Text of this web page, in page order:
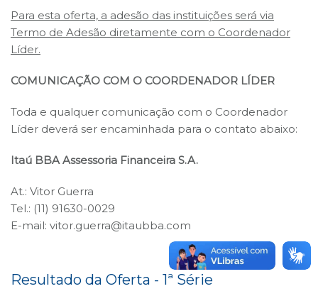
Para esta oferta, a adesão das instituições será via
Termo de Adesão diretamente com o Coordenador
Líder.
COMUNICAÇÃO COM O COORDENADOR LÍDER
Toda e qualquer comunicação com o Coordenador
Líder deverá ser encaminhada para o contato abaixo:
Itaú BBA Assessoria Financeira S.A.
At.: Vitor Guerra
Tel.: (11) 91630-0029
E-mail: vitor.guerra@itaubba.com
Resultado da Oferta - 1ª Série